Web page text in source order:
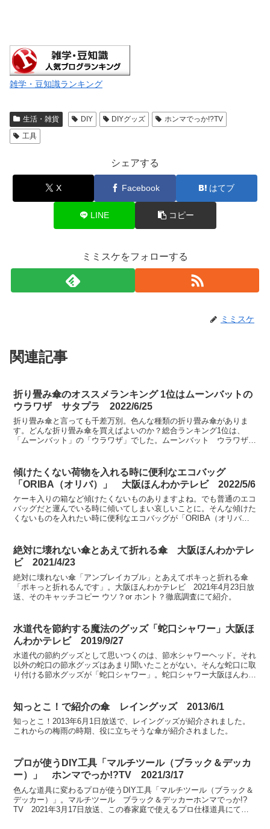
雑学・豆知識ランキング
生活・雑貨 DIY DIYグッズ
ホンマでっか!?TV
工具
シェアする
X Facebook はてブ
LINE コピー
ミミスケをフォローする
ミミスケ
関連記事
折り畳み傘のオススメランキング 1位はムーンバットの
ウラワザ サタプラ 2022/6/25
折り畳み傘と言っても千差万別。色んな種類の折り畳み傘がありま
す。どんな折り畳み傘を買えばよいのか？総合ランキング1位は、
「ムーンバット」の「ウラワザ」でした。ムーンバット ウラワザサ
傾けたくない荷物を入れる時に便利なエコバッグ
「ORIBA（オリバ）」 大阪ほんわかテレビ 2022/5/6
ケーキ入りの箱など傾けたくないものありますよね。でも普通のエコ
バッグだと運んでいる時に傾いてしまい哀しいことに。そんな傾けた
くないものを入れたい時に便利なエコバッグが「ORIBA（オリバ） L
絶対に壊れない傘とあえて折れる傘 大阪ほんわかテレ
ビ 2021/4/23
絶対に壊れない傘「アンブレイカブル」とあえてポキっと折れる傘
「ポキっと折れるんです」。大阪ほんわかテレビ 2021年4月23日放
送、そのキャッチコピー ウソ？or ホント？徹底調査にて紹介。
水道代を節約する魔法のグッズ「蛇口シャワー」大阪ほ
んわかテレビ 2019/9/27
水道代の節約グッズとして思いつくのは、節水シャワーヘッド。それ
以外の蛇口の節水グッズはあまり聞いたことがない。そんな蛇口に取
り付ける節水グッズが「蛇口シャワー」。蛇口シャワー大阪ほんわか
知っとこ！で紹介の傘 レイングッズ 2013/6/1
知っとこ！2013年6月1日放送で、レイングッズが紹介されました。
これからの梅雨の時期、役に立ちそうな傘が紹介されました。
プロが使うDIY工具「マルチツール（ブラック＆デッカ
ー）」 ホンマでっか!?TV 2021/3/17
色んな道具に変わるプロが使うDIY工具「マルチツール（ブラック＆
デッカー）」。マルチツール ブラック＆デッカーホンマでっか!?
TV 2021年3月17日放送、この春家庭で使えるプロ仕様道具にて紹